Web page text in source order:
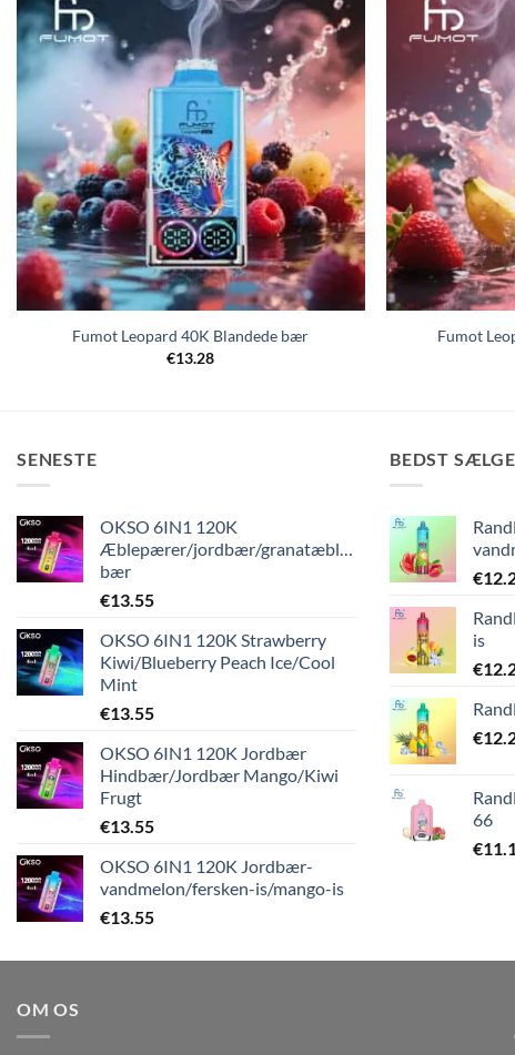
Fumot Leopard 40K Blandede bær
€13.28
Fumot
SENESTE
OKSO 6IN1 120K
Æblepærer/jordbær/granatæble/blandede
bær
€13.55
OKSO 6IN1 120K Strawberry
Kiwi/Blueberry Peach Ice/Cool
Mint
€13.55
OKSO 6IN1 120K Jordbær
Hindbær/Jordbær Mango/Kiwi
Frugt
€13.55
OKSO 6IN1 120K Jordbær-
vandmelon/fersken-is/mango-is
€13.55
BEDST
€
is
€
€
66
€
OM OS